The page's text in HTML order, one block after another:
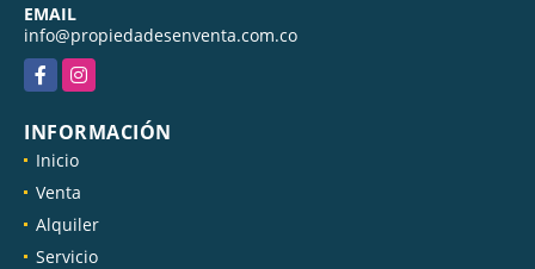
EMAIL
info@propiedadesenventa.com.co
FacebookInstagram
INFORMACIÓN
Inicio
Venta
Alquiler
Servicio